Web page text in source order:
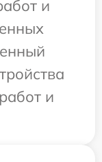
и
и